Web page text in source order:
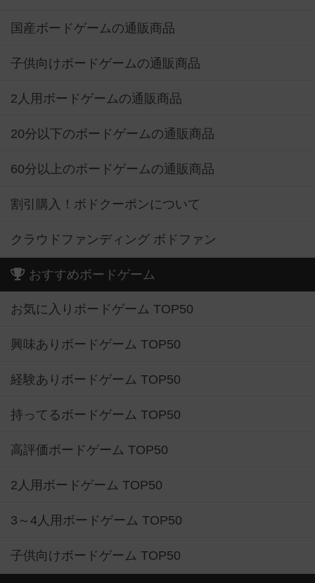
国産ボードゲームの通販商品
子供向けボードゲームの通販商品
2人用ボードゲームの通販商品
20分以下のボードゲームの通販商品
60分以上のボードゲームの通販商品
割引購入！ボドクーポンについて
クラウドファンディング ボドファン
おすすめボードゲーム
お気に入りボードゲーム TOP50
興味ありボードゲーム TOP50
経験ありボードゲーム TOP50
持ってるボードゲーム TOP50
高評価ボードゲーム TOP50
2人用ボードゲーム TOP50
3～4人用ボードゲーム TOP50
子供向けボードゲーム TOP50